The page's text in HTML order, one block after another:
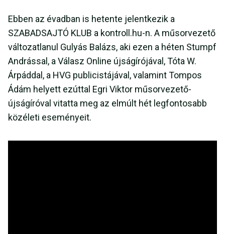
Ebben az évadban is hetente jelentkezik a
SZABADSAJTÓ KLUB a kontroll.hu-n. A műsorvezető
változatlanul Gulyás Balázs, aki ezen a héten Stumpf
Andrással, a Válasz Online újságírójával, Tóta W.
Árpáddal, a HVG publicistájával, valamint Tompos
Ádám helyett ezúttal Egri Viktor műsorvezető-
újságíróval vitatta meg az elmúlt hét legfontosabb
közéleti eseményeit.